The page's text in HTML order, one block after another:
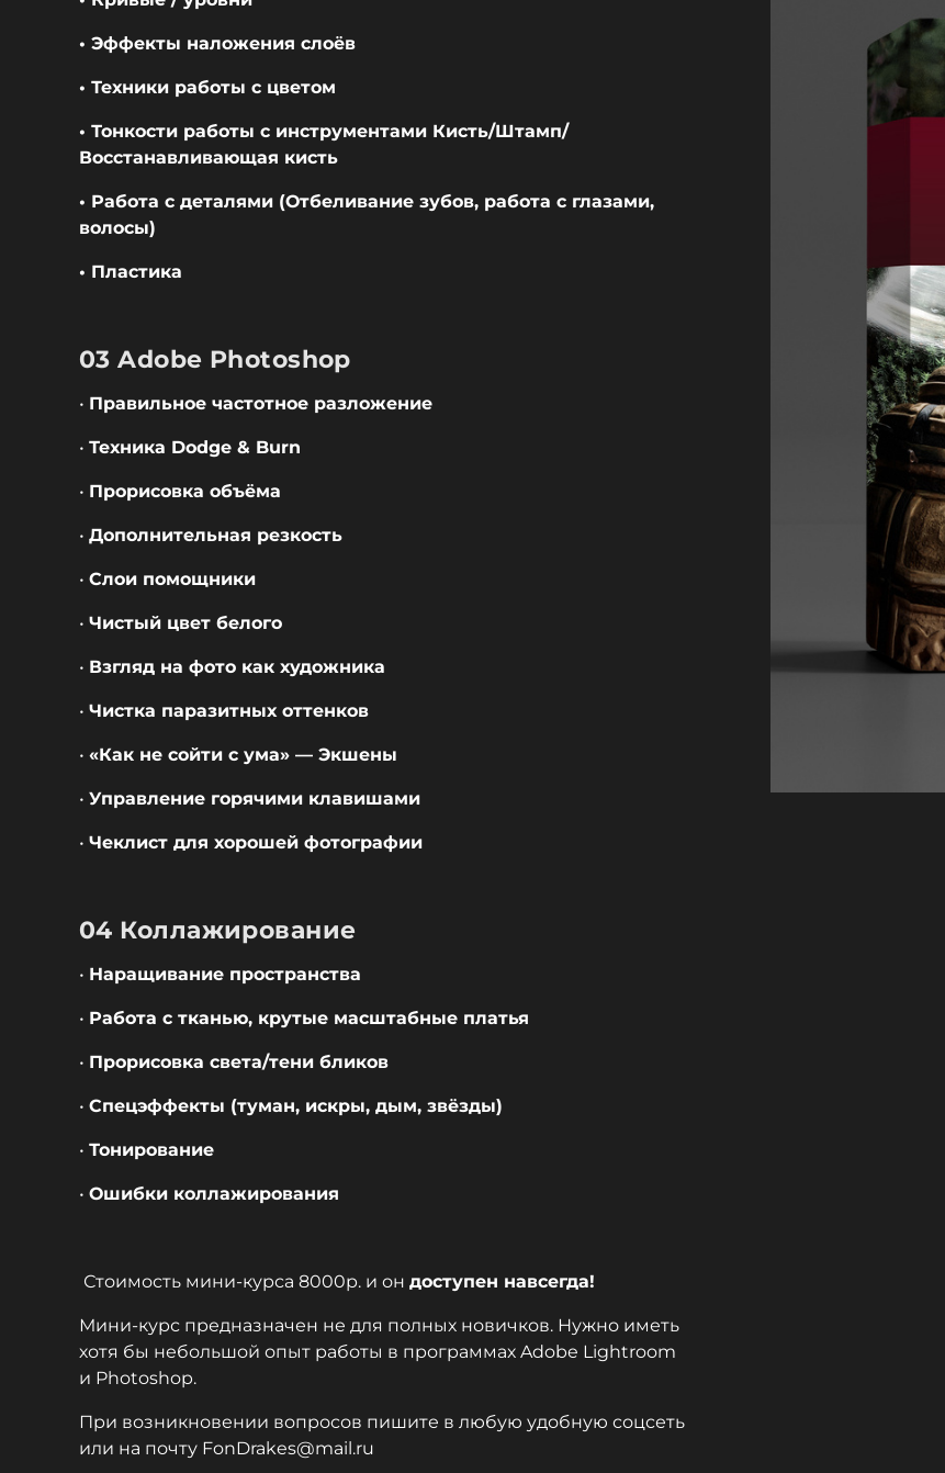
• Эффекты наложения слоёв
• Техники работы с цветом
• Тонкости работы с инструментами Кисть/Штамп/
Восстанавливающая кисть
• Работа с деталями (Отбеливание зубов, работа с глазами,
волосы)
• Пластика
03 Adobe Photoshop
• Правильное частотное разложение
• Техника Dodge & Burn
• Прорисовка объёма
• Дополнительная резкость
• Слои помощники
• Чистый цвет белого
• Взгляд на фото как художника
• Чистка паразитных оттенков
• «Как не сойти с ума» — Экшены
• Управление горячими клавишами
• Чеклист для хорошей фотографии
04 Коллажирование
• Наращивание пространства
• Работа с тканью, крутые масштабные платья
• Прорисовка света/тени бликов
• Спецэффекты (туман, искры, дым, звёзды)
• Тонирование
• Ошибки коллажирования
Стоимость мини-курса 8000р. и он доступен навсегда!
Мини-курс предназначен не для полных новичков. Нужно иметь
хотя бы небольшой опыт работы в программах Adobe Lightroom
и Photoshop.
При возникновении вопросов пишите в любую удобную соцсеть
или на почту FonDrakes@mail.ru